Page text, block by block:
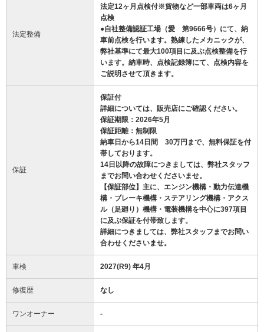
法定整備
法定12ヶ月点検付※貨物など一部車両は6ヶ月
点検
●自社整備認証工場（愛 第9666号）にて、納
車前点検を行います。熟練したメカニックが、
弊社基準にて最大100項目に及ぶ点検整備を行
います。納車時、点検記録簿にて、点検内容を
ご説明させて頂きます。
保証
保証付
詳細については、販売店にご確認ください。
保証期限：2026年5月
保証距離：無制限
納車日から14日間 30万円まで、無料保証を付
帯しております。
14日以降の故障につきましては、弊社スタッフ
までお問い合わせくださいませ。
【保証部位】主に、エンジン機構・動力伝達機
構・ブレーキ機構・ステアリング機構・アクス
ル（足廻り）機構・電装機構を中心に397項目
に及ぶ保証を付帯致します。
詳細につきましては、弊社スタッフまでお問い
合わせくださいませ。
車検 2027(R9) 年4月
修復歴 なし
ワンオーナー -